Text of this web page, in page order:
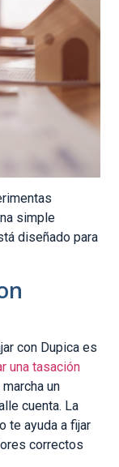
simple
diseñado para
con Dupica es
una tasación
un
cuenta. La
te ayuda a fijar
correctos